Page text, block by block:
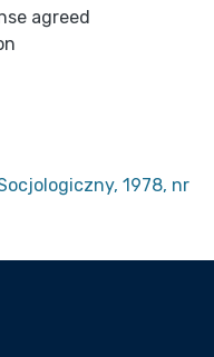
agreed
1978, nr